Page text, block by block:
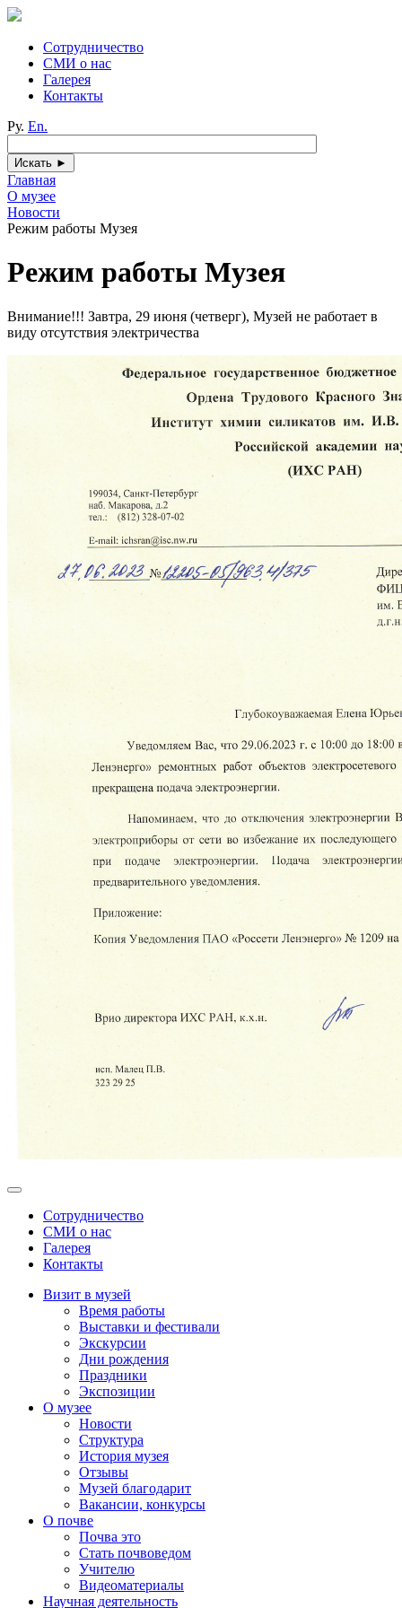
Сотрудничество
СМИ о нас
Галерея
Контакты
Ру. En.
Главная
О музее
Новости
Режим работы Музея
Режим работы Музея
Внимание!!! Завтра, 29 июня (четверг), Музей не работает в
виду отсутствия электричества
Сотрудничество
СМИ о нас
Галерея
Контакты
Визит в музей
Время работы
Выставки и фестивали
Экскурсии
Дни рождения
Праздники
Экспозиции
О музее
Новости
Структура
История музея
Отзывы
Музей благодарит
Вакансии, конкурсы
О почве
Почва это
Стать почвоведом
Учителю
Видеоматериалы
Научная деятельность